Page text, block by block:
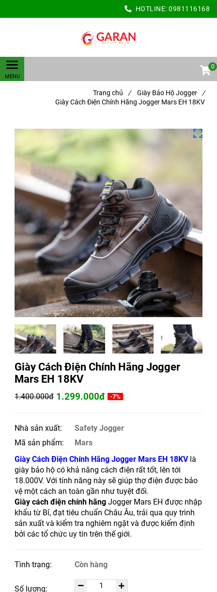
HOTLINE: 0981116168
0
Trang chủ / Giày Bảo Hộ Jogger
/
Giày Cách Điện Chính Hãng Jogger Mars EH 18KV
Giày Cách Điện Chính Hãng Jogger
Mars EH 18KV
1.400.000đ 1.299.000đ -7%
Nhà sản xuất:
Safety Jogger
Mã sản phẩm:
Mars
Giày Cách Điện Chính Hãng Jogger Mars EH 18KV là
giày bảo hộ có khả năng cách điện rất tốt, lên tới
18.000V. Với tính năng này sẽ giúp thợ điện được bảo
vệ một cách an toàn gần như tuyệt đối.
Giày cách điện chính hãng Jogger Mars EH được nhập
khẩu từ Bỉ, đạt tiêu chuẩn Châu Âu, trải qua quy trình
sản xuất và kiểm tra nghiêm ngặt và được kiểm định
bởi các tổ chức uy tín trên thế giới.
Tình trạng: Còn hàng
Số lượng: